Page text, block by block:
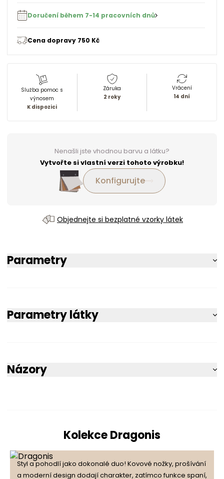
Doručení během 7-14 pracovních dnů
Cena dopravy 750 Kč
Služba pomoc s
výnosem
K dispozici
Záruka
2 roky
Vrácení
14 dní
Nenašli jste vhodnou barvu a látku?
Vytvořte si vlastní verzi tohoto výrobku!
Konfigurujte
Objednejte si bezplatné vzorky látek
Parametry
Parametry látky
Názory
5.0
1počet recenzí
ze všech dob
4
3
Kolekce Dragonis
Styl a pohodlí jako dokonalé duo! Kovové nožky, prošívání
a moderní design dodají charakter, zatímco funkce spaní,